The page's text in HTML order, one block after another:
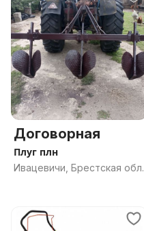
Договорная
Плуг плн
Ивацевичи, Брестская обл.